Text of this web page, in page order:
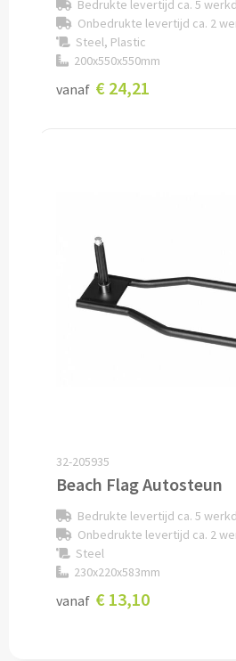
Snoep bedrukken
Lollies bedrukken
Koeken & Chips
Koekjes bedrukken
Schrijfwaren &
Pennen
Balpennen bedrukken
Bedrukte levertijd ca. 5
Onbedrukte levertijd ca. 2
Steel, Plastic
200x550x550mm
vanaf € 24,21
32-205935
Beach Flag Autosteun
Bedrukte levertijd ca. 5
Onbedrukte levertijd ca. 2
Steel
230x220x583mm
vanaf € 13,10